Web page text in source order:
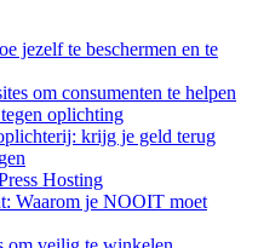
jezelf te beschermen en te
om consumenten te helpen
oplichting
krijg je geld terug
Hosting
Waarom je NOOIT moet